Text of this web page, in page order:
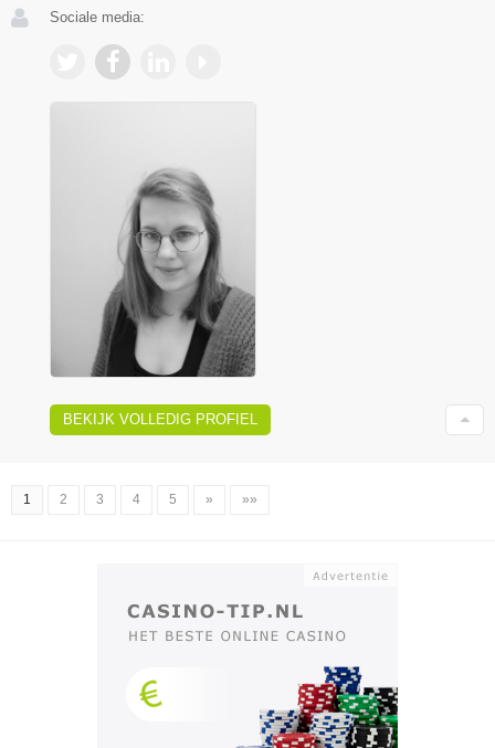
Sociale media:
BEKIJK VOLLEDIG PROFIEL
1 2 3 4 5 » »»